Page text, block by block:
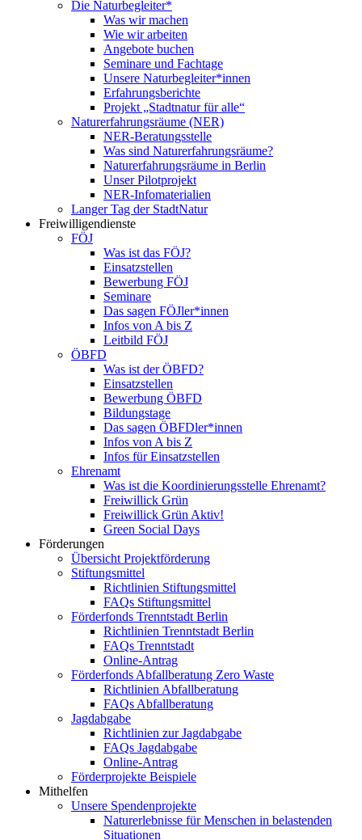
Die Naturbegleiter*
Was wir machen
Wie wir arbeiten
Angebote buchen
Seminare und Fachtage
Unsere Naturbegleiter*innen
Erfahrungsberichte
Projekt „Stadtnatur für alle“
Naturerfahrungsräume (NER)
NER-Beratungsstelle
Was sind Naturerfahrungsräume?
Naturerfahrungsräume in Berlin
Unser Pilotprojekt
NER-Infomaterialien
Langer Tag der StadtNatur
Freiwilligendienste
FÖJ
Was ist das FÖJ?
Einsatzstellen
Bewerbung FÖJ
Seminare
Das sagen FÖJler*innen
Infos von A bis Z
Leitbild FÖJ
ÖBFD
Was ist der ÖBFD?
Einsatzstellen
Bewerbung ÖBFD
Bildungstage
Das sagen ÖBFDler*innen
Infos von A bis Z
Infos für Einsatzstellen
Ehrenamt
Was ist die Koordinierungsstelle Ehrenamt?
Freiwillick Grün
Freiwillick Grün Aktiv!
Green Social Days
Förderungen
Übersicht Projektförderung
Stiftungsmittel
Richtlinien Stiftungsmittel
FAQs Stiftungsmittel
Förderfonds Trenntstadt Berlin
Richtlinien Trenntstadt Berlin
FAQs Trenntstadt
Online-Antrag
Förderfonds Abfallberatung Zero Waste
Richtlinien Abfallberatung
FAQs Abfallberatung
Jagdabgabe
Richtlinien zur Jagdabgabe
FAQs Jagdabgabe
Online-Antrag
Förderprojekte Beispiele
Mithelfen
Unsere Spendenprojekte
Naturerlebnisse für Menschen in belastenden
Situationen